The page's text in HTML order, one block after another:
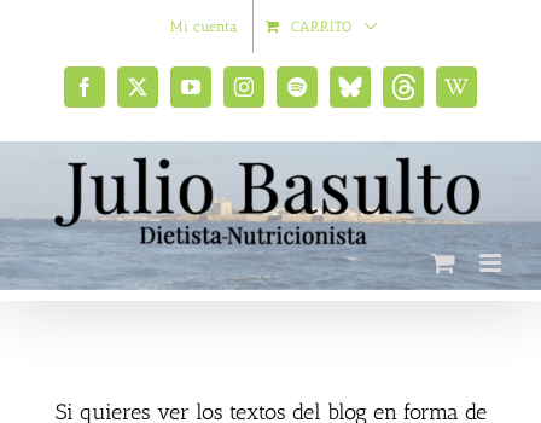
Mi cuenta CARRITO
Facebook
X YouTubeInstagramSpotifyBluesky
social
ThreadsWikipedia
Si quieres ver los textos del blog en forma de